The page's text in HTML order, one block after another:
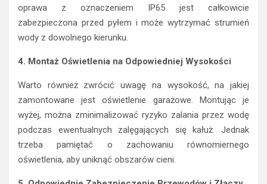
oprawa z oznaczeniem IP65 jest całkowicie
zabezpieczona przed pyłem i może wytrzymać strumień
wody z dowolnego kierunku.
4. Montaż Oświetlenia na Odpowiedniej Wysokości
Warto również zwrócić uwagę na wysokość, na jakiej
zamontowane jest oświetlenie garażowe. Montując je
wyżej, można zminimalizować ryzyko zalania przez wodę
podczas ewentualnych zalęgających się kałuż. Jednak
trzeba pamiętać o zachowaniu równomiernego
oświetlenia, aby uniknąć obszarów cieni.